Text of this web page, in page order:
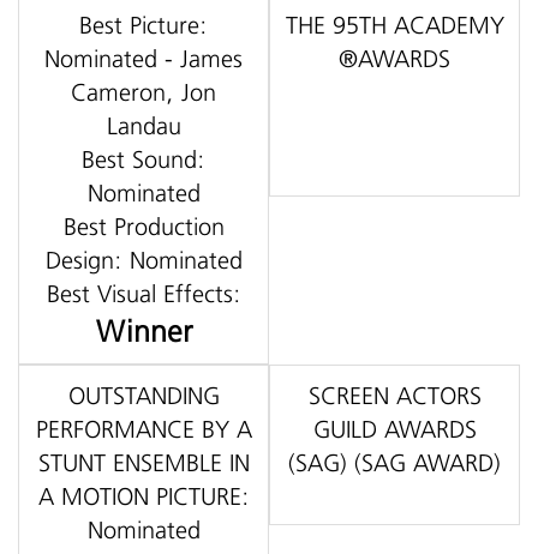
THE 95TH ACADEMY
AWARDS®
Best Picture:
Nominated - James
Cameron, Jon
Landau
Best Sound:
Nominated
Best Production
Design: Nominated
Best Visual Effects:
Winner
SCREEN ACTORS
GUILD AWARDS
(SAG) (SAG AWARD)
OUTSTANDING
PERFORMANCE BY A
STUNT ENSEMBLE IN
A MOTION PICTURE:
Nominated